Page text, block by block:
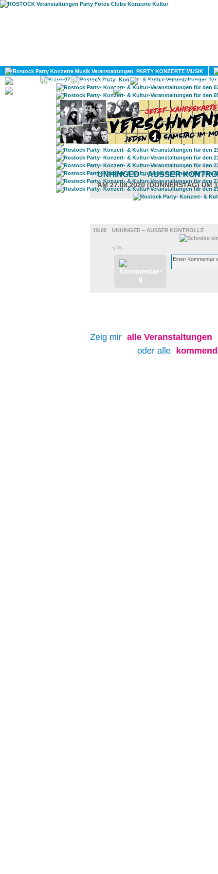
PARTY KONZERTE MUSIK
KULTUR
GAY
UNHINGED – AUSSER
AM 27.08.2020 (DONNERSTAG) UM
19:00
UNHINGED – AUSSER KONTROLLE
*/ ?>
Zeig mir alle Veranstaltungen
oder alle